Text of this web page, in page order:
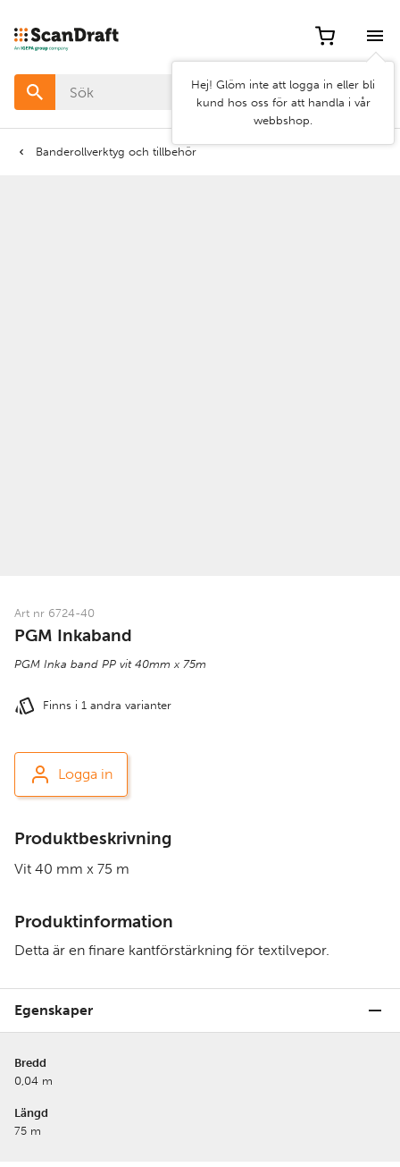
Hej! Glöm inte att logga in eller bli
kund hos oss för att handla i vår
webbshop.
Banderollverktyg och tillbehör
Art nr 6724-40
PGM Inkaband
PGM Inka band PP vit 40mm x 75m
Finns i 1 andra varianter
Logga in
Produktbeskrivning
Vit 40 mm x 75 m
Produktinformation
Detta är en finare kantförstärkning för textilvepor.
Egenskaper
Bredd
0,04 m
Längd
75 m
Filter
Färg